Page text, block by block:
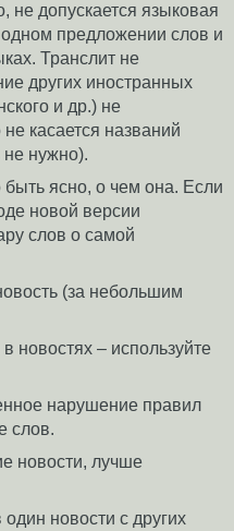
не допускается языковая
предложении слов и
Транслит не
других иностранных
и др.) не
касается названий
не нужно).
быть ясно, о чем она. Если
новой версии
слов о самой
(за небольшим
новостях – используйте
нарушение правил
слов.
новости, лучше
новости с других